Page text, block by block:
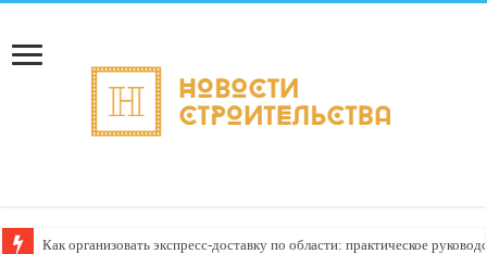
Как организовать экспресс‑доставку по области: практическое